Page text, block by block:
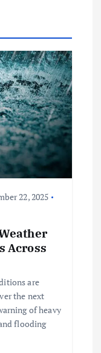
22, 2025
Across
are
the next
of heavy
flooding